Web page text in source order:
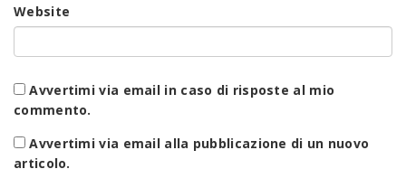
Website
Avvertimi via email in caso di risposte al mio
commento.
Avvertimi via email alla pubblicazione di un nuovo
articolo.